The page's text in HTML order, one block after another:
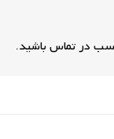
در تماس باشید.